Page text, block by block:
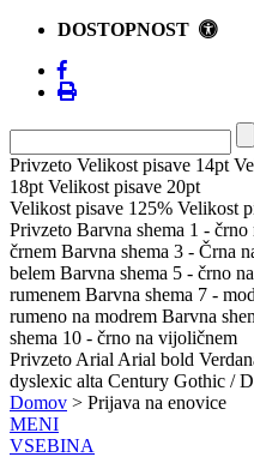
DOSTOPNOST
Privzeto Velikost pisave 14pt
18pt Velikost pisave 20pt
Velikost pisave 125% Velikost
Privzeto Barvna shema 1 - črno
črnem Barvna shema 3 - Črna
belem Barvna shema 5 - črno
rumenem Barvna shema 7 -
rumeno na modrem Barvna
shema 10 - črno na vijoličnem
Privzeto Arial Arial bold
dyslexic alta Century Gothic /
Domov > Prijava na enovice
MENI
VSEBINA